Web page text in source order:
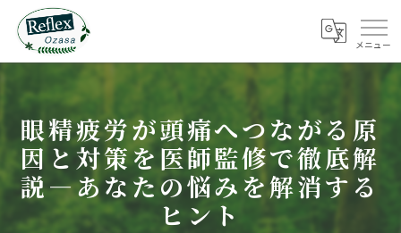
眼精疲労が頭痛へつながる原
因と対策を医師監修で徹底解
説―あなたの悩みを解消する
ヒント